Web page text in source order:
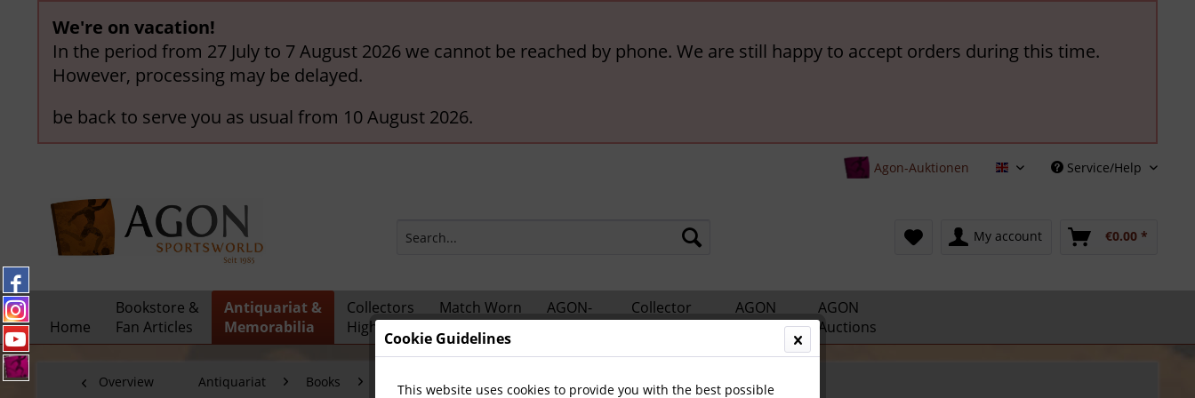
We're on vacation!
In the period from 27 July to 7 August 2026 we cannot be reached by phone. We are still happy to accept orders during this time.
However, processing may be delayed.
be back to serve you as usual from 10 August 2026.
Agon-Auktionen English Service/Help
My account €0.00 *
Home
Bookstore &
Fan Articles
Antiquariat &
Memorabilia
Collectors
Highlights
Match Worn
AGON-
Collector
AGON
Catalogs
AGON
Auctions
Overview Antiquariat Books Football Books German-language Biographies
Cookie Guidelines
This website uses cookies to provide you with the best possible